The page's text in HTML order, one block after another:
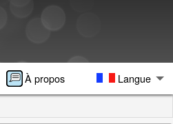
À propos Langue